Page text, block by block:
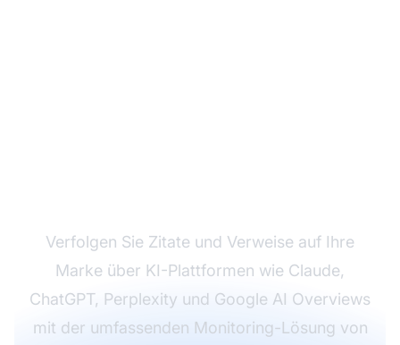
Verfolgen Sie Zitate und Verweise auf Ihre
Marke über KI-Plattformen wie Claude,
ChatGPT, Perplexity und Google AI Overviews
mit der umfassenden Monitoring-Lösung von